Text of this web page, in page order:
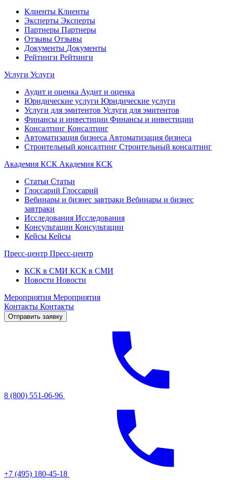
Клиенты Клиенты
Эксперты Эксперты
Партнеры Партнеры
Отзывы Отзывы
Документы Документы
Рейтинги Рейтинги
Услуги Услуги
Аудит и оценка Аудит и оценка
Юридические услуги Юридические услуги
Услуги для эмитентов Услуги для эмитентов
Финансы и инвестиции Финансы и инвестиции
Консалтинг Консалтинг
Автоматизация бизнеса Автоматизация бизнеса
Строительный консалтинг Строительный консалтинг
Академия КСК Академия КСК
Статьи Статьи
Глоссарий Глоссарий
Вебинары и бизнес завтраки Вебинары и бизнес
завтраки
Исследования Исследования
Консультации Консультации
Кейсы Кейсы
Пресс-центр Пресс-центр
КСК в СМИ КСК в СМИ
Новости Новости
Мероприятия Мероприятия
Контакты Контакты
Отправить заявку
8 (800) 551-06-96
+7 (495) 180-45-18